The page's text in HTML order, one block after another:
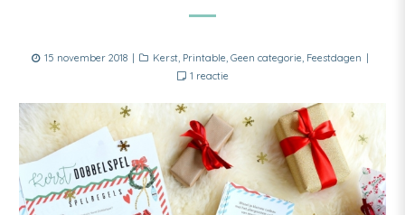
Posted
15 november 2018 Categories
Kerst, Printable, Geen categorie, Feestdagen
1 reactieop
Dobbelspel
free
printable